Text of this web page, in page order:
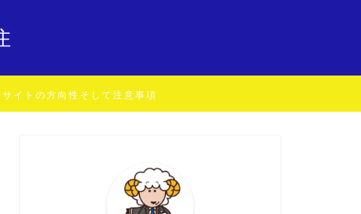
イトの方向性そして注意事項